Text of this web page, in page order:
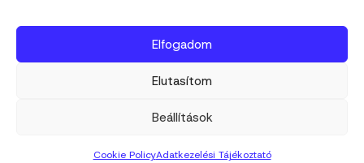
Elfogadom
Elutasítom
Beállítások
Cookie PolicyAdatkezelési Tájékoztató
Kapcsolat
hello@mivagyunk.hu